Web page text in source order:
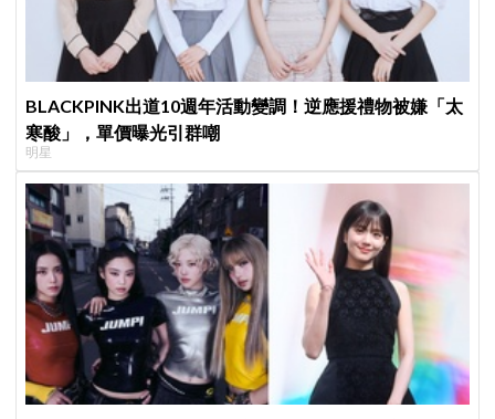
BLACKPINK出道10週年活動變調！逆應援禮物被嫌「太
寒酸」，單價曝光引群嘲
明星